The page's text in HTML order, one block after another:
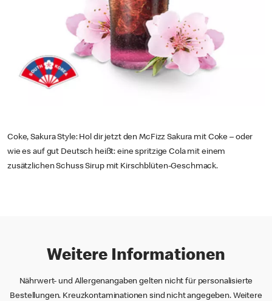
Coke, Sakura Style: Hol dir jetzt den McFizz Sakura mit Coke – oder
wie es auf gut Deutsch heißt: eine spritzige Cola mit einem
zusätzlichen Schuss Sirup mit Kirschblüten-Geschmack.
Weitere Informationen
Nährwert- und Allergenangaben gelten nicht für personalisierte
Bestellungen. Kreuzkontaminationen sind nicht angegeben. Weitere